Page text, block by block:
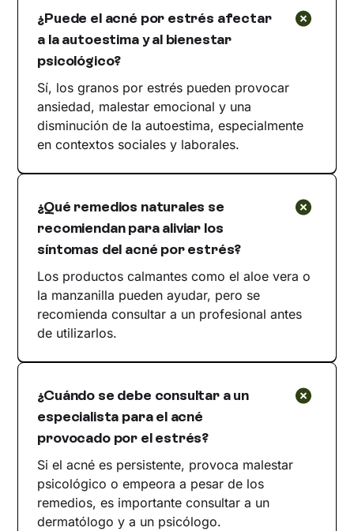
¿Puede el acné por estrés afectar
a la autoestima y al bienestar
psicológico?
Sí, los granos por estrés pueden provocar
ansiedad, malestar emocional y una
disminución de la autoestima, especialmente
en contextos sociales y laborales.
¿Qué remedios naturales se
recomiendan para aliviar los
síntomas del acné por estrés?
Los productos calmantes como el aloe vera o
la manzanilla pueden ayudar, pero se
recomienda consultar a un profesional antes
de utilizarlos.
¿Cuándo se debe consultar a un
especialista para el acné
provocado por el estrés?
Si el acné es persistente, provoca malestar
psicológico o empeora a pesar de los
remedios, es importante consultar a un
dermatólogo y a un psicólogo.